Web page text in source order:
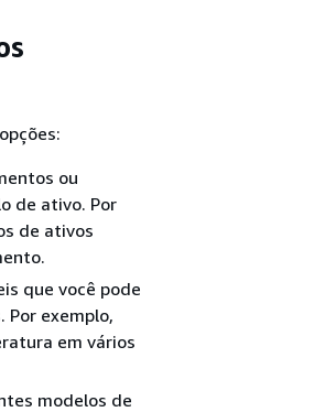
ou
de ativo. Por
de ativos
que você pode
exemplo,
em vários
modelos de